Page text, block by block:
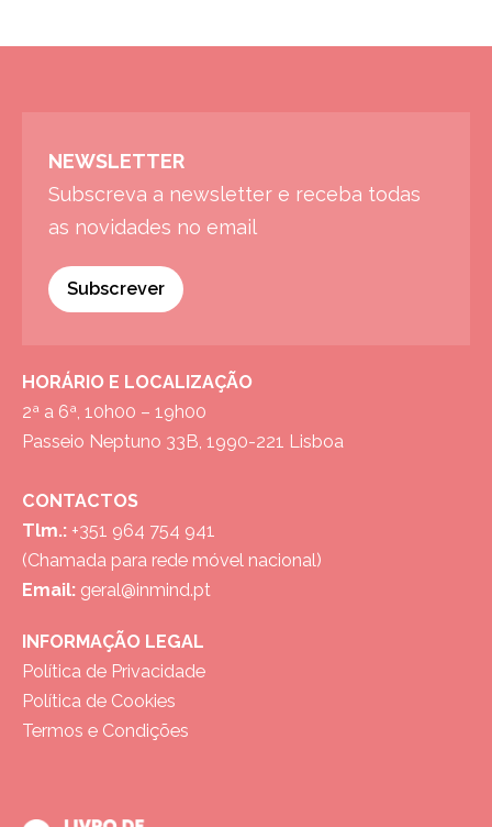
NEWSLETTER
Subscreva a newsletter e receba todas
as novidades no email
Subscrever
HORÁRIO E LOCALIZAÇÃO
2ª a 6ª, 10h00 – 19h00
Passeio Neptuno 33B, 1990-221 Lisboa
CONTACTOS
Tlm.: +351 964 754 941
(Chamada para rede móvel nacional)
Email: geral@inmind.pt
INFORMAÇÃO LEGAL
Política de Privacidade
Política de Cookies
Termos e Condições